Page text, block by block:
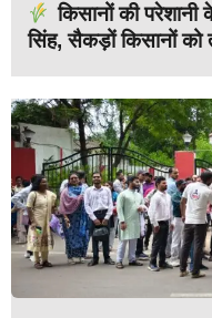
किसानों की
सिंह, सैकड़ों किसानों को